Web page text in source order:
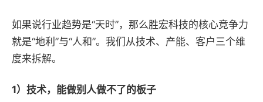
如果说行业趋势是“天时”，那么胜宏科技的核心竞争力
就是“地利”与“人和”。我们从技术、产能、客户三个维
度来拆解。
1） 技术， 能做别人做不了的板子